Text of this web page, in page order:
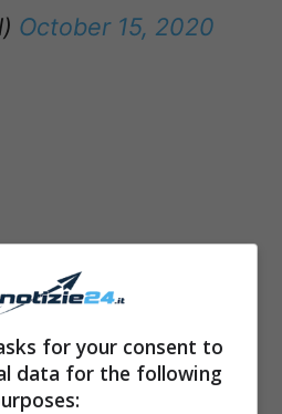
October 15, 2020
for your consent to
data for the following